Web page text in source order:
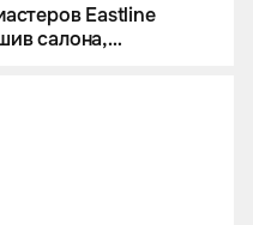
Eastline
салона,